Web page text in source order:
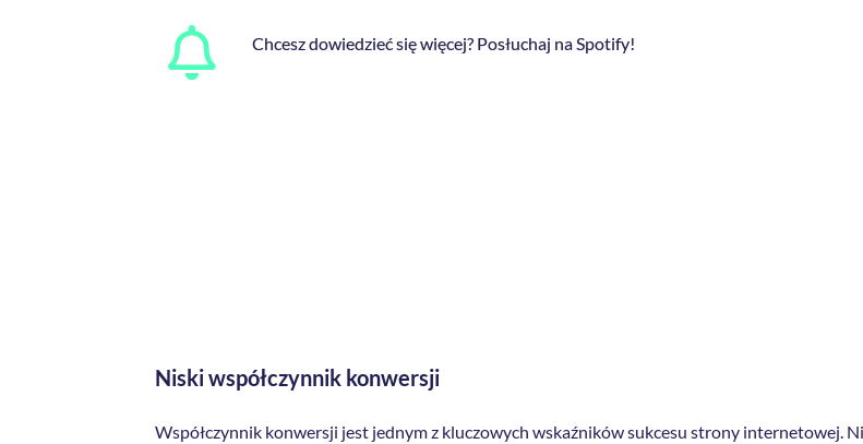
Chcesz dowiedzieć się więcej? Posłuchaj na Spotify!
Niski współczynnik konwersji
Współczynnik konwersji jest jednym z kluczowych wskaźników sukcesu strony internetowej.